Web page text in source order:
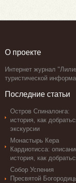
О проекте
Интернет журнал
туристической
Последние статьи
Остров Спиналонга:
история, как
экскурсии
Монастырь Кера
Кардиотисса:
история, как
Собор Успения
Пресвятой